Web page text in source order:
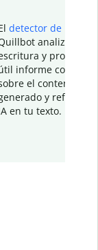
detector de IA
analiza tu
y
informe con
el contenido
y refinado
en tu texto.